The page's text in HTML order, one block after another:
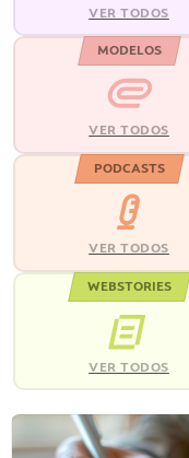
VER TODOS
MODELOS
VER TODOS
PODCASTS
VER TODOS
WEBSTORIES
VER TODOS